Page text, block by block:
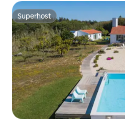
Superhost
Superhost